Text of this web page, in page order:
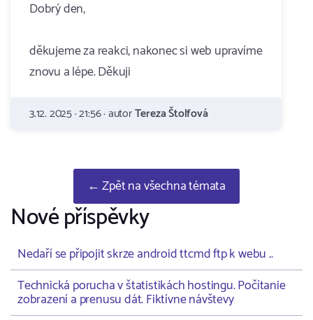
Dobrý den,
děkujeme za reakci, nakonec si web upravíme
znovu a lépe. Děkuji
3.12. 2025 · 21:56 · autorTereza Štolfová
← Zpět na všechna témata
Nové příspěvky
Nedaří se připojit skrze android ttcmd ftp k webu ..
Technická porucha v štatistikách hostingu. Počítanie
zobrazení a prenusu dát. Fiktívne návštevy